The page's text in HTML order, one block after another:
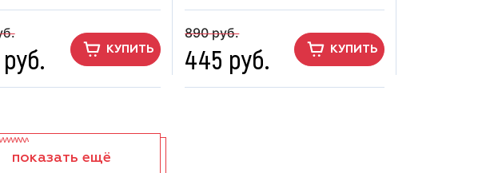
КУПИТЬ
890 руб.
445 руб. КУПИТЬ
показать ещё